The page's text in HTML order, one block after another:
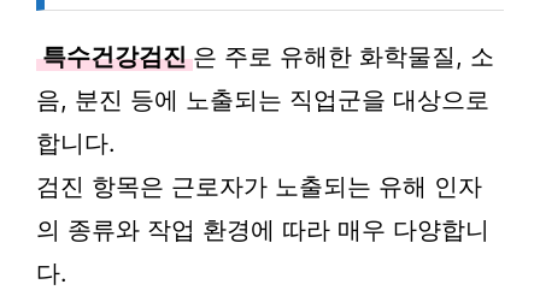
특수건강검진 은 주로 유해한 화학물질, 소
음, 분진 등에 노출되는 직업군을 대상으로
합니다.
검진 항목은 근로자가 노출되는 유해 인자
의 종류와 작업 환경에 따라 매우 다양합니
다.